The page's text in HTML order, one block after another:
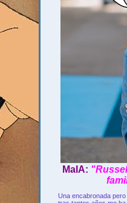
MaIA:
Una encabronada